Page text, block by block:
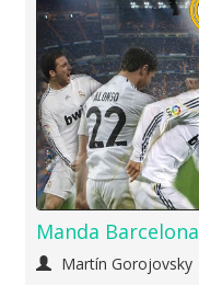
Manda Barcelona
Martín Gorojovsky